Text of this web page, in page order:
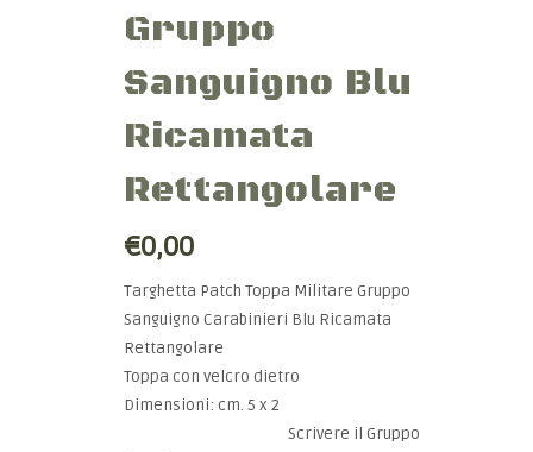
Gruppo
Sanguigno Blu
Ricamata
Rettangolare
€0,00
Targhetta Patch Toppa Militare Gruppo
Sanguigno Carabinieri Blu Ricamata
Rettangolare
Toppa con velcro dietro
Dimensioni: cm. 5 x 2
Scrivere il Gruppo